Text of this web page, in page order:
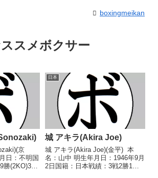
boxingmeikan
スメボクサー
京
日：不明国
勝(2KO)3敗
日本
城 アキラ(Akira Joe)
城 アキラ(Akira Joe)(金平) 本
名：山中 明生年月日：1946年9月
2日国籍：日本戦績：3戦2勝1